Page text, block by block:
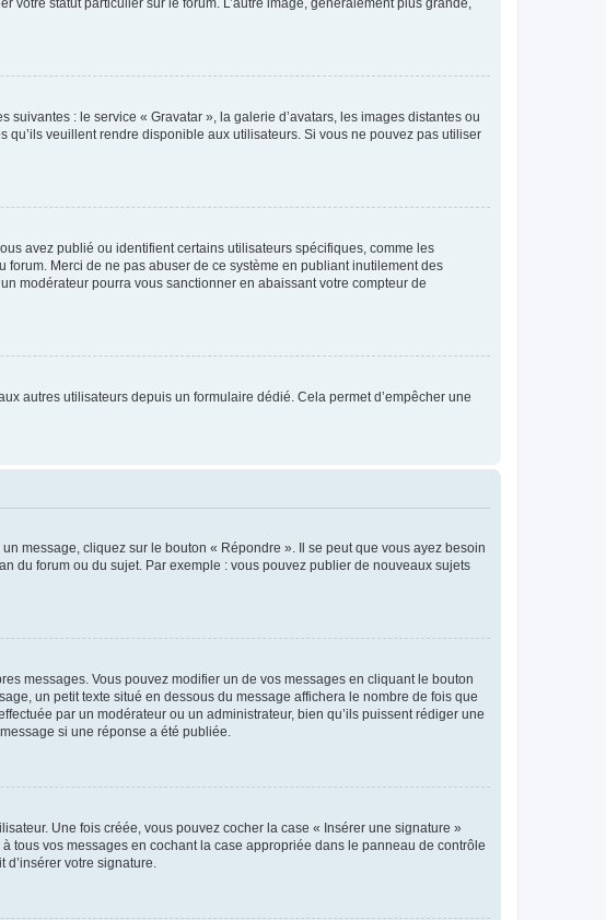
: le service « Gravatar », la galerie d’avatars, les images distantes ou
veuillent rendre disponible aux utilisateurs. Si vous ne pouvez pas utiliser
avez publié ou identifient certains utilisateurs spécifiques, comme les
Merci de ne pas abuser de ce système en publiant inutilement des
modérateur pourra vous sanctionner en abaissant votre compteur de
autres utilisateurs depuis un formulaire dédié. Cela permet d’empêcher une
message, cliquez sur le bouton « Répondre ». Il se peut que vous ayez besoin
du forum ou du sujet. Par exemple : vous pouvez publier de nouveaux sujets
messages. Vous pouvez modifier un de vos messages en cliquant le bouton
un petit texte situé en dessous du message affichera le nombre de fois que
par un modérateur ou un administrateur, bien qu’ils puissent rédiger une
si une réponse a été publiée.
Une fois créée, vous pouvez cocher la case « Insérer une signature »
tous vos messages en cochant la case appropriée dans le panneau de contrôle
votre signature.